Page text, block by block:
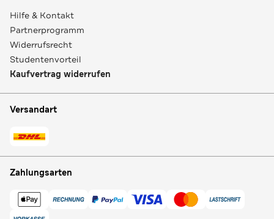
Hilfe & Kontakt
Partnerprogramm
Widerrufsrecht
Studentenvorteil
Kaufvertrag widerrufen
Versandart
Zahlungsarten